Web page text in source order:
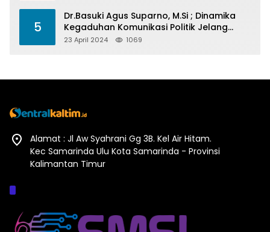
5
Dr.Basuki Agus Suparno, M.Si ; Dinamika
Kegaduhan Komunikasi Politik Jelang
Pesta Politik 2024
23 April 2024 1069
Alamat : Jl Aw Syahrani Gg 3B. Kel Air Hitam.
Kec Samarinda Ulu Kota Samarinda - Provinsi
Kalimantan Timur